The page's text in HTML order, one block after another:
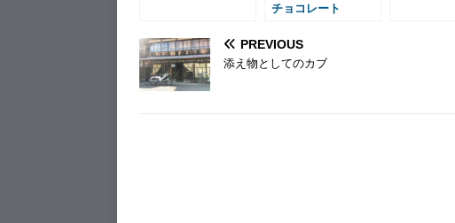
チョコレート
PREVIOUS
添え物としてのカブ